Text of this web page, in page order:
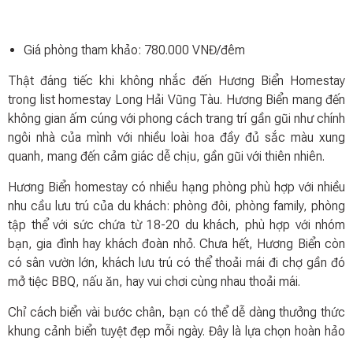
Giá phòng tham khảo: 780.000 VNĐ/đêm
Thật đáng tiếc khi không nhắc đến Hương Biển Homestay
trong list homestay Long Hải Vũng Tàu. Hương Biển mang đến
không gian ấm cúng với phong cách trang trí gần gũi như chính
ngôi nhà của mình với nhiều loài hoa đầy đủ sắc màu xung
quanh, mang đến cảm giác dễ chịu, gần gũi với thiên nhiên.
Hương Biển homestay có nhiều hạng phòng phù hợp với nhiều
nhu cầu lưu trú của du khách: phòng đôi, phòng family, phòng
tập thể với sức chứa từ 18-20 du khách, phù hợp với nhóm
bạn, gia đình hay khách đoàn nhỏ. Chưa hết, Hương Biển còn
có sân vườn lớn, khách lưu trú có thể thoải mái đi chợ gần đó
mở tiệc BBQ, nấu ăn, hay vui chơi cùng nhau thoải mái.
Chỉ cách biển vài bước chân, bạn có thể dễ dàng thưởng thức
khung cảnh biển tuyệt đẹp mỗi ngày. Đây là lựa chọn hoàn hảo